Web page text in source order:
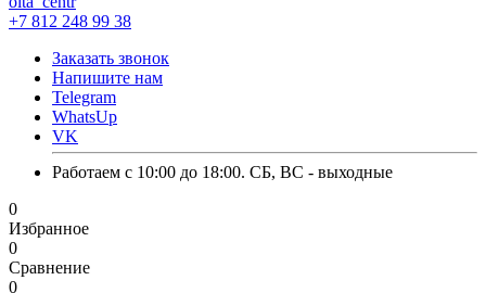
+7 812 248 99 38
Заказать звонок
Напишите нам
Telegram
WhatsUp
VK
Работаем с 10:00 до 18:00. СБ, ВС - выходные
0
Избранное
0
Сравнение
0